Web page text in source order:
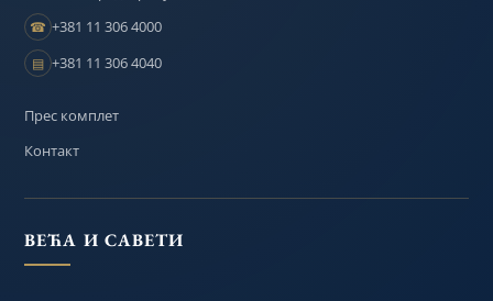
☎ +381 11 306 4000
▤ +381 11 306 4040
Прес комплет
Контакт
ВЕЋА И САВЕТИ